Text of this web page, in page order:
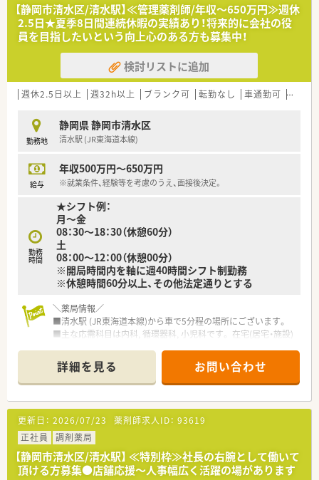
【静岡市清水区/清水駅】≪管理薬剤師/年収～650万円≫週休
2.5日★夏季8日間連続休暇の実績あり！将来的に会社の役
員を目指したいという向上心のある方も募集中！
検討リストに追加
週休2.5日以上 週32h以上 ブランク可 転勤なし 車通勤可 高給
勤務地
静岡県 静岡市清水区
清水駅 (JR東海道本線)
給与
年収500万円～650万円
※就業条件、経験等を考慮のうえ、面接後決定。
勤務
時間
★シフト例：
月～金
08：30～18：30（休憩60分）
土
08：00～12：00（休憩00分）
※開局時間内を軸に週40時間シフト制勤務
※休憩時間60分以上、その他法定通りとする
＼薬局情報／
■清水駅 (JR東海道本線)から車で5分程の場所にございます。
■主な応需科目は内科, 循環器科, 小児科です。 在宅(居宅・施設)
■嬉しい週休2.5日！
＼会社情報／
■静岡市内に店舗展開をしており、転居を伴う異動はありませ
ん。
■「患者様にありがとうといってもらえるために」を合言葉にサ
ービスの向上を心がけていらっしゃいます。
■調剤過誤防止・監視システムや殺菌灯・クリーンマットの設置
など、設備も充実しています。
詳細を見る お問い合わせ
更新日： 2026/07/23 薬剤師求人ID： 93619
正社員
調剤薬局
【静岡市清水区/清水駅】 ≪特別枠≫社長の右腕として働いて
頂ける方募集●店舗応援～人事幅広く活躍の場があります